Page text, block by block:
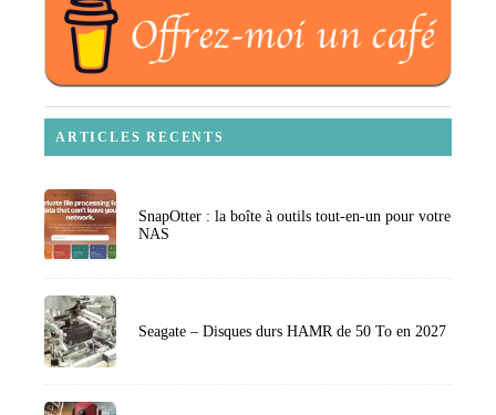
ARTICLES RECENTS
SnapOtter : la boîte à outils tout-en-un pour votre
NAS
Seagate – Disques durs HAMR de 50 To en 2027